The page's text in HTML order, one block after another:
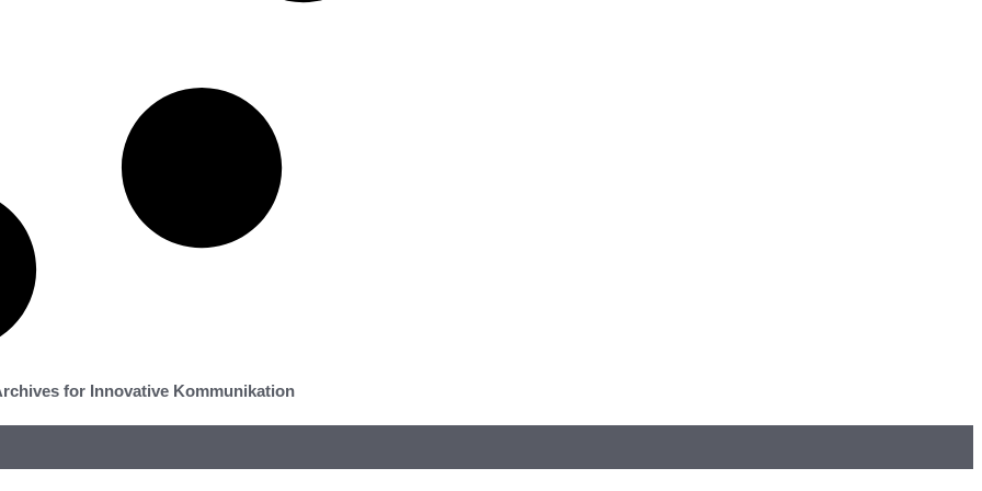
for Innovative Kommunikation